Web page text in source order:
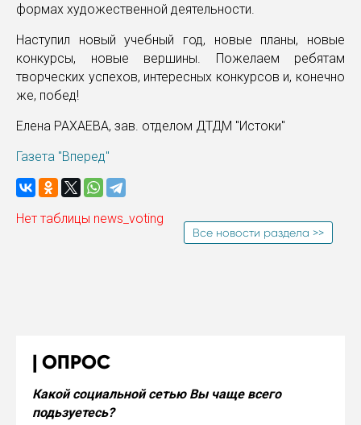
формах художественной деятельности.
Наступил новый учебный год, новые планы, новые
конкурсы, новые вершины. Пожелаем ребятам
творческих успехов, интересных конкурсов и, конечно
же, побед!
Елена РАХАЕВА, зав. отделом ДТДМ "Истоки"
Газета "Вперед"
Нет таблицы news_voting
Все новости раздела >>
ОПРОС
Какой социальной сетью Вы чаще всего
подьзуетесь?